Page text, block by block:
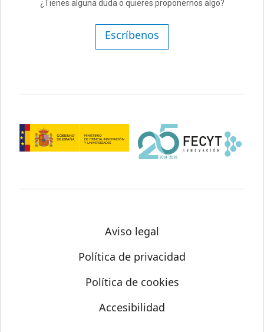
¿Tienes alguna duda o quieres proponernos algo?
Escríbenos
Aviso legal
Política de privacidad
Política de cookies
Accesibilidad